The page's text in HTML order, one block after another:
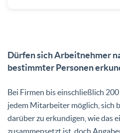
Dürfen sich Arbeitnehmer
bestimmter Personen
Bei Firmen bis einschließlich
jedem Mitarbeiter möglich, sich
darüber zu erkundigen, wie das
zusammensetzt ist, doch